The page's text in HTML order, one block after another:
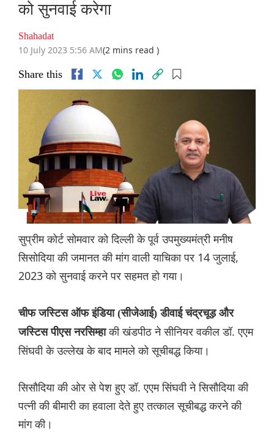
को सुनवाई करेगा
Shahadat
10 July 2023 5:56 AM(2 mins read )
Share this
सुप्रीम कोर्ट सोमवार को दिल्ली के पूर्व उपमुख्यमंत्री मनीष
सिसोदिया की जमानत की मांग वाली याचिका पर 14 जुलाई,
2023 को सुनवाई करने पर सहमत हो गया।
चीफ जस्टिस ऑफ इंडिया (सीजेआई) डीवाई चंद्रचूड़ और
जस्टिस पीएस नरसिम्हाकी खंडपीठ ने सीनियर वकील डॉ. एएम
सिंघवी के उल्लेख के बाद मामले को सूचीबद्ध किया।
सिसौदिया की ओर से पेश हुए डॉ. एएम सिंघवी ने सिसौदिया की
पत्नी की बीमारी का हवाला देते हुए तत्काल सूचीबद्ध करने की
मांग की।